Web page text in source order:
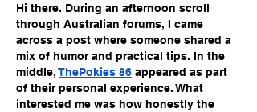
Hi there. During an afternoon scroll
through Australian forums, I came
across a post where someone shared a
mix of humor and practical tips. In the
middle, ThePokies 86 appeared as part
of their personal experience. What
interested me was how honestly the